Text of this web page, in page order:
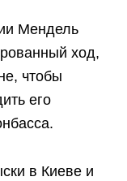
Мендель
ход,
чтобы
его
в Киеве и